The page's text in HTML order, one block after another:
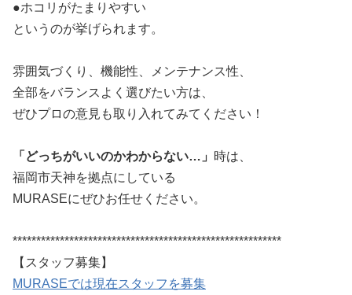
●ホコリがたまりやすい
というのが挙げられます。
雰囲気づくり、機能性、メンテナンス性、
全部をバランスよく選びたい方は、
ぜひプロの意見も取り入れてみてください！
「どっちがいいのかわからない…」 時は、
福岡市天神を拠点にしている
MURASEにぜひお任せください。
*********************************************************
【スタッフ募集】
MURASEでは現在スタッフを募集